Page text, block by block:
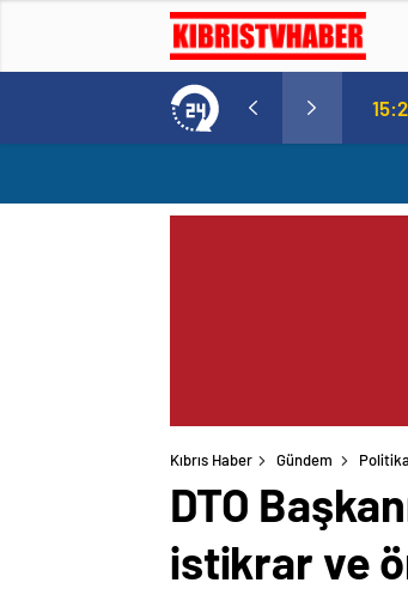
Kıbrıs Haber Gündem Politika
DTO
istikrar ve